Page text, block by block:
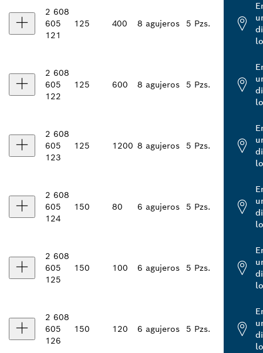
2 608
605
121
125 400 8 agujeros 5 Pzs.
2 608
605
122
125 600 8 agujeros 5 Pzs.
2 608
605
123
125 1200 8 agujeros 5 Pzs.
2 608
605
124
150 80 6 agujeros 5 Pzs.
2 608
605
125
150 100 6 agujeros 5 Pzs.
2 608
605
126
150 120 6 agujeros 5 Pzs.